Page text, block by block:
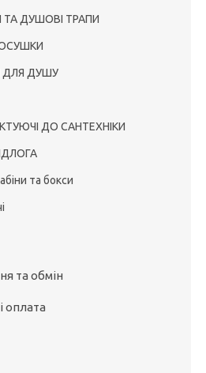
ДУШОВІ ТРАПИ
ДЛЯ ДУШУ
ДО САНТЕХНІКИ
та бокси
та обмін
оплата